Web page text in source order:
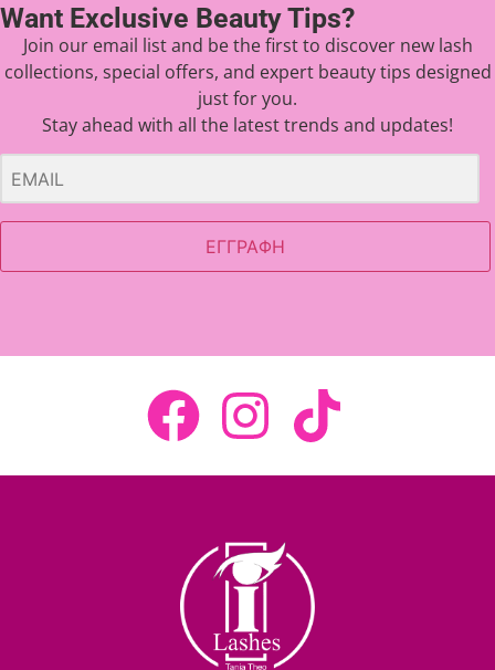
Want Exclusive Beauty Tips?
Join our email list and be the first to discover new lash
collections, special offers, and expert beauty tips designed
just for you.
Stay ahead with all the latest trends and updates!
ΕΓΓΡΑΦΗ